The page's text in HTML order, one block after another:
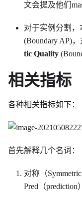
文会提及他们
对于实例分割，
(Boundary AP)
tic Quality
相关指标
各种相关指标如下：
首先解释几个名词：
对称（
Pred（